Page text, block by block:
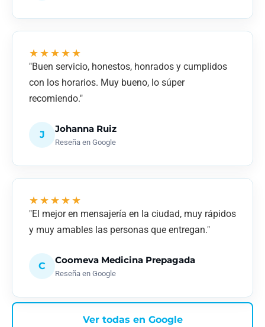
★★★★★
"Buen servicio, honestos, honrados y cumplidos
con los horarios. Muy bueno, lo súper
recomiendo."
J
Johanna Ruiz
Reseña en Google
★★★★★
"El mejor en mensajería en la ciudad, muy rápidos
y muy amables las personas que entregan."
C
Coomeva Medicina Prepagada
Reseña en Google
Ver todas en Google